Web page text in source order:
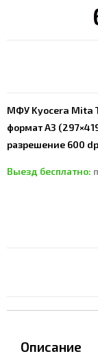
МФУ Kyocera Mita
формат A3
разрешение 600
Выезд бесплатно:
Описание